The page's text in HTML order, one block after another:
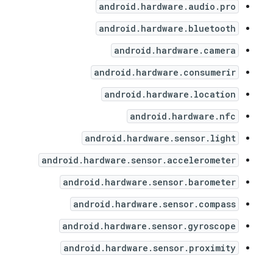
android.hardware.audio.pro
android.hardware.bluetooth
android.hardware.camera
android.hardware.consumerir
android.hardware.location
android.hardware.nfc
android.hardware.sensor.light
android.hardware.sensor.accelerometer
android.hardware.sensor.barometer
android.hardware.sensor.compass
android.hardware.sensor.gyroscope
android.hardware.sensor.proximity